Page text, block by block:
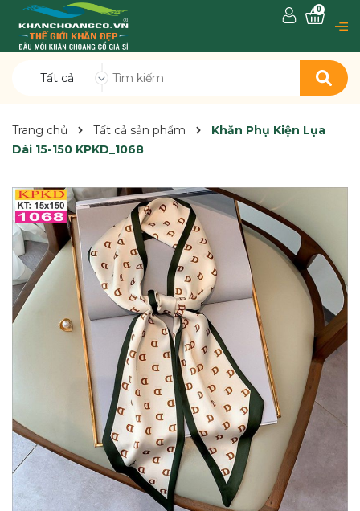
Tất cả
0
Trang chủ Tất cả sản phẩm
Khăn Phụ Kiện Lụa
Dài 15-150 KPKD_1068